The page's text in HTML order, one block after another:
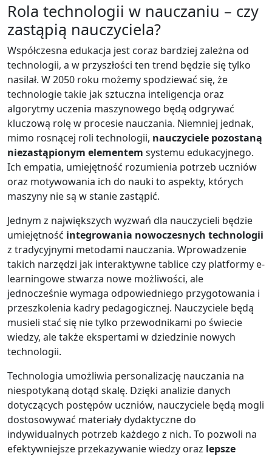
Rola technologii w nauczaniu – czy
zastąpią nauczyciela?
Współczesna edukacja jest coraz bardziej zależna od
technologii, a w przyszłości ten trend będzie się tylko
nasilał. W 2050 roku możemy spodziewać się, że
technologie takie jak sztuczna inteligencja oraz
algorytmy uczenia maszynowego będą odgrywać
kluczową rolę w procesie nauczania. Niemniej jednak,
mimo rosnącej roli technologii, nauczyciele pozostaną
niezastąpionym elementem systemu edukacyjnego.
Ich empatia, umiejętność rozumienia potrzeb uczniów
oraz motywowania ich do nauki to aspekty, których
maszyny nie są w stanie zastąpić.
Jednym z największych wyzwań dla nauczycieli będzie
umiejętność integrowania nowoczesnych technologii
z tradycyjnymi metodami nauczania. Wprowadzenie
takich narzędzi jak interaktywne tablice czy platformy e-
learningowe stwarza nowe możliwości, ale
jednocześnie wymaga odpowiedniego przygotowania i
przeszkolenia kadry pedagogicznej. Nauczyciele będą
musieli stać się nie tylko przewodnikami po świecie
wiedzy, ale także ekspertami w dziedzinie nowych
technologii.
Technologia umożliwia personalizację nauczania na
niespotykaną dotąd skalę. Dzięki analizie danych
dotyczących postępów uczniów, nauczyciele będą mogli
dostosowywać materiały dydaktyczne do
indywidualnych potrzeb każdego z nich. To pozwoli na
efektywniejsze przekazywanie wiedzy oraz lepsze